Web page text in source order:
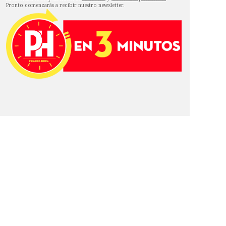
Pronto comenzarás a recibir nuestro newsletter.